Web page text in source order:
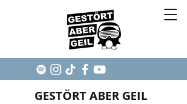
GESTÖRT ABER GEIL